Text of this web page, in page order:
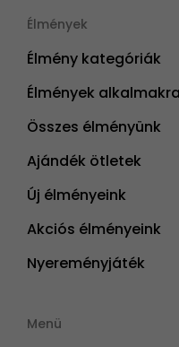
Élmények
Élmény kategóriák
Élmények alkalmakra
Összes élményünk
Ajándék ötletek
Új élményeink
Akciós élményeink
Nyereményjáték
Menü